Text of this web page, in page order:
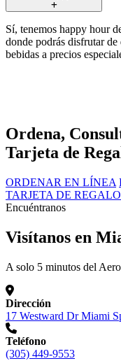
Sí, tenemos happy hour
donde podrás disfrutar de
bebidas a precios
Ordena,
Tarjeta de
ORDENAR EN LÍNEA
TARJETA DE
Encuéntranos
Visítanos en
A solo 5 minutos del
Dirección
17 Westward Dr Miami
Teléfono
(305) 449-9553